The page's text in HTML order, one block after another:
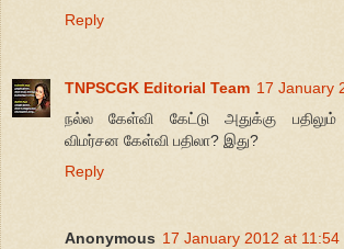
Reply
TNPSCGK Editorial Team 17 January
நல்ல கேள்வி கேட்டு அதுக்கு பதிலும்
விமர்சன கேள்வி பதிலா? இது?
Reply
Anonymous 17 January 2012 at 11:54